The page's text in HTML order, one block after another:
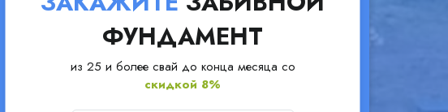
ФУНДАМЕНТ
из 25 и более свай до конца месяца со
скидкой 8%